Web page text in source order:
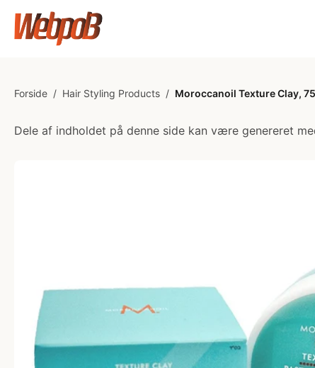
Forside / Hair Styling Products / Moroccanoil Texture Clay,
Dele af indholdet på denne side kan være genereret